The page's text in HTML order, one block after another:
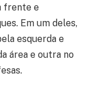
frente e
Em um deles,
esquerda e
área e outra no